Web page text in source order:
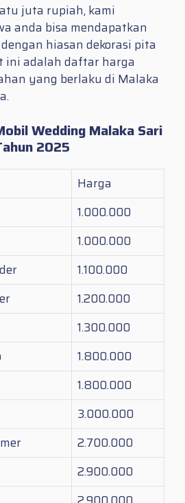
juta rupiah, kami
anda bisa mendapatkan
hiasan dekorasi pita
ini adalah daftar harga
yang berlaku di Malaka
Wedding Malaka Sari
2025
Harga
1.000.000
1.000.000
1.100.000
1.200.000
1.300.000
1.800.000
1.800.000
3.000.000
2.700.000
2.900.000